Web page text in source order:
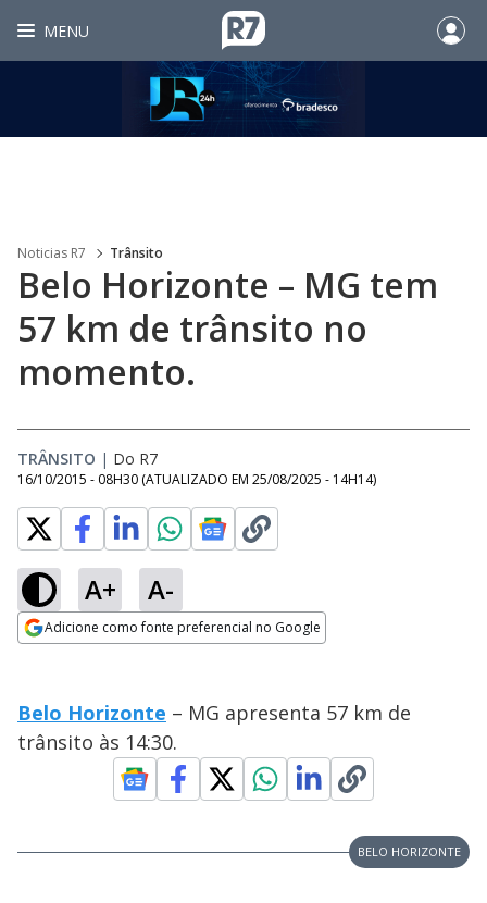
MENU
Noticias R7 Trânsito
Belo Horizonte – MG tem
57 km de trânsito no
momento.
TRÂNSITO | Do R7
16/10/2015 - 08H30 (ATUALIZADO EM 25/08/2025 - 14H14)
A+ A-
Adicione como fonte preferencial no Google
Belo Horizonte – MG apresenta 57 km de
trânsito às 14:30.
BELO HORIZONTE